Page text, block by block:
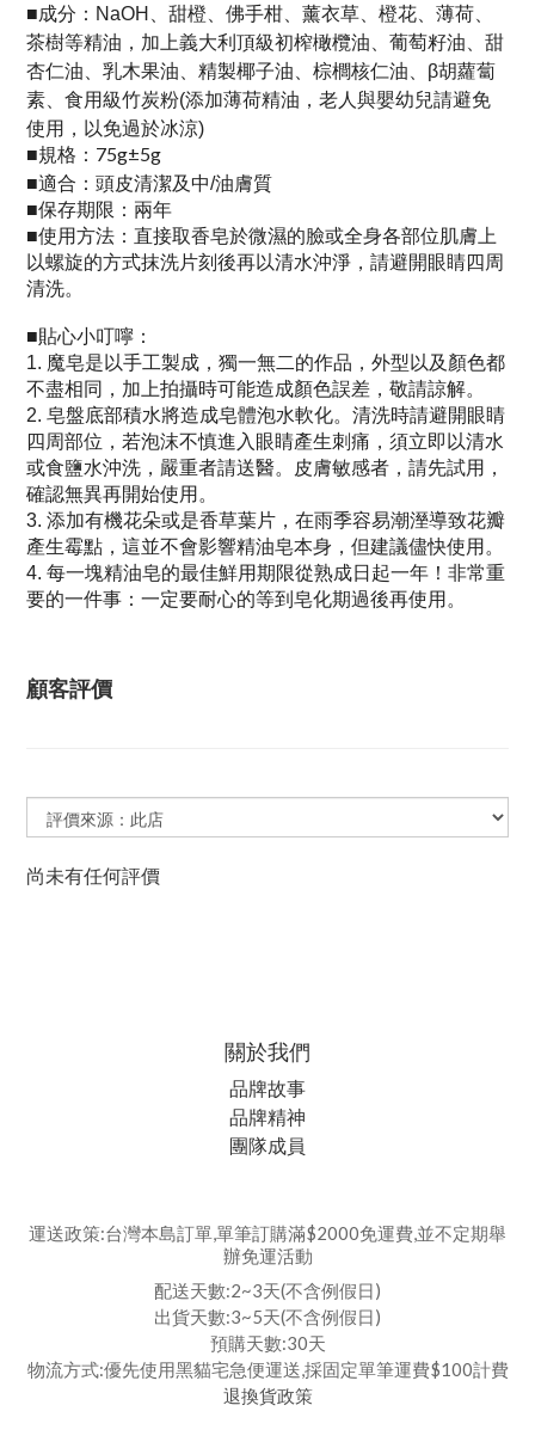
■成分： NaOH、甜橙、佛手柑、薰衣草、橙花、薄荷、
茶樹等精油，加上義大利頂級初榨橄欖油、葡萄籽油、甜
杏仁油、乳木果油、精製椰子油、棕櫚核仁油、β胡蘿蔔
素、食用級竹炭粉(添加薄荷精油，老人與嬰幼兒請避免
使用，以免過於冰涼)
■規格：75g±5g
■適合： 頭皮清潔及中/油膚質
■保存期限：兩年
■使用方法：直接取香皂於微濕的臉或全身各部位肌膚上
以螺旋的方式抹洗片刻後再以清水沖淨，請避開眼睛四周
清洗。
■貼心小叮嚀：
1. 魔皂是以手工製成，獨一無二的作品，外型以及顏色都
不盡相同，加上拍攝時可能造成顏色誤差，敬請諒解。
2. 皂盤底部積水將造成皂體泡水軟化。清洗時請避開眼睛
四周部位，若泡沫不慎進入眼睛產生刺痛，須立即以清水
或食鹽水沖洗，嚴重者請送醫。皮膚敏感者，請先試用，
確認無異再開始使用。
3. 添加有機花朵或是香草葉片，在雨季容易潮溼導致花瓣
產生霉點，這並不會影響精油皂本身，但建議儘快使用。
4. 每一塊精油皂的最佳鮮用期限從熟成日起一年！非常重
要的一件事：一定要耐心的等到皂化期過後再使用。
顧客評價
尚未有任何評價
關於我們
品牌故事
品牌精神
團隊成員
運送政策:台灣本島訂單,單筆訂購滿$2000免運費,並不定期舉
辦免運活動
配送天數:2~3天(不含例假日)
出貨天數:3~5天(不含例假日)
預購天數:30天
物流方式:優先使用黑貓宅急便運送,採固定單筆運費$100計費
退換貨政策